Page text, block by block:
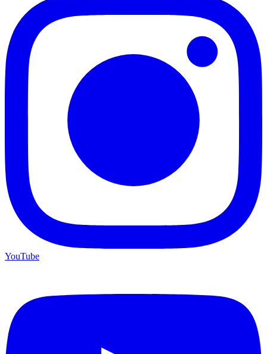
YouTube